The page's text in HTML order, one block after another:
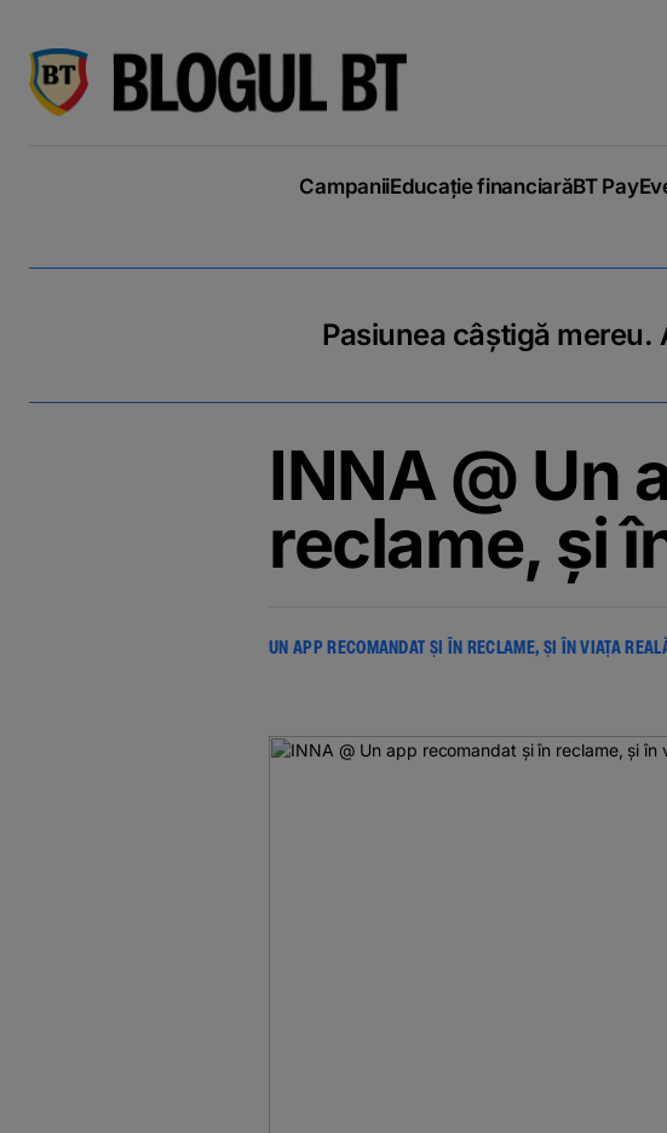
CampaniiEducație financiarăBT Pay
Pasiunea câștigă
INNA @ Un
reclame, și
UN APP RECOMANDAT ȘI ÎN RECLAME, ȘI ÎN VIAȚA